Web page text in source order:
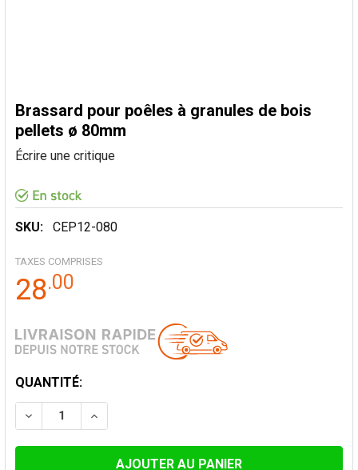
Brassard pour poêles à granules de bois
pellets ø 80mm
Écrire une critique
SKU: CEP12-080
TAXES COMPRISES
28.00
STOCK
ACTUEL:
QUANTITÉ:
DIMINUER LA QUANTITÉ DE BRASSARD POUR POÊLES
AUGMENTER LA QUANTITÉ DE BRASSARD